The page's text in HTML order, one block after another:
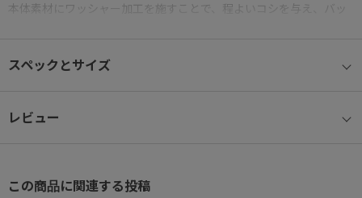
本体素材にワッシャー加工を施すことで、程よいコシを与え、バッ
なっています。
●アルミ引手
●撥水加工
スペックとサイズ
レビュー
この商品に関連する投稿